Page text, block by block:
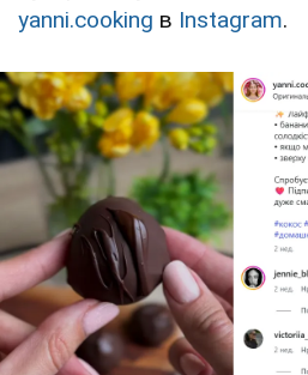
yanni.cooking в Instagram.